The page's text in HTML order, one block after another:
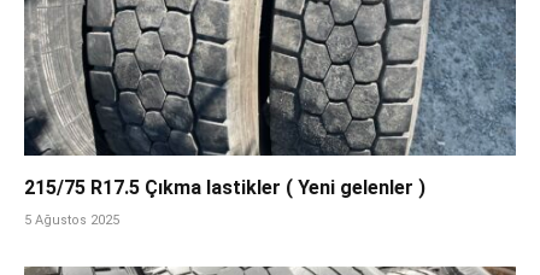
215/75 R17.5 Çıkma lastikler ( Yeni gelenler )
5 Ağustos 2025